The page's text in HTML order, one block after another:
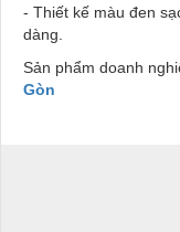
- Thiết kế màu đen
dàng.
Sản phẩm doanh
Gòn